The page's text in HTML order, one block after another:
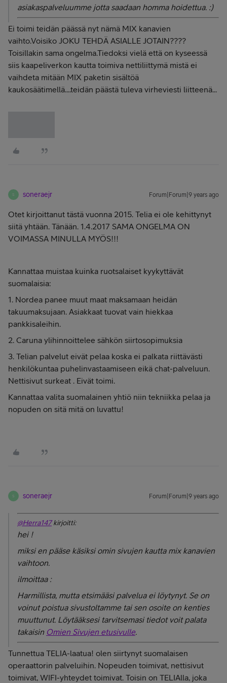
asiakaspalveluumme jotta saadaan homma hoidettua. :)
Ei toimi teidän päässä nyt nämä MIX kanavien
vaihto.Voisiko JOKU TEHDÄ ASIALLE JOTAIN????
Toisillakin sama ongelma.Tiedoksi vielä että on kyseessä
siis kaapeliverkon kautta toimiva nettiliittymä mistä ei
vaihdeta mitään MIX paketin sisältöä
kaukosäätimellä....teidän päästä tuleva virheviesti liitteenä...
S soneraejr Forum|Forum|9 years ago
Otet kirjoittanut tästä vuonna 2015. Telia ei ole kehittynyt
siitä yhtään. Tänään. 1.4.2017 SAMA ONGELMA ON
VOIMASSA MINULLA MYÖS!!!
Kannattaa muistaa kuinka ruotsalaiset kyykyttävät
suomalaisia:
1. Nordea panee muut maat maksamaan heidän
takuumaksujaan. Asiakkaat tuovat vain hiekkaa
pankkisaleihin.
2. Caruna ylihinnoittelee sähkön siirtosopimuksia
3. Telian palvelut eivät pelaa koska ei palkata riittävästi
henkilökuntaa puhelinvastaamiseen eikä chat-palveluun.
Nettisivut surkeat . Eivät toimi.
Kannattaa valita suomalainen yhtiö niin tekniikka pelaa ja
nopuden on sitä mitä on luvattu!
S soneraejr Forum|Forum|9 years ago
@Herra147kirjoitti:
hei !
miksi en pääse käsiksi omin sivujen kautta mix kanavien
vaihtoon.
ilmoittaa :
Harmillista, mutta etsimääsi palvelua ei löytynyt. Se on
voinut poistua sivustoltamme tai sen osoite on kenties
muuttunut. Löytääksesi tarvitsemasi tiedot voit palata
takaisin Omien Sivujen etusivulle.
Tunnettua TELIA-laatua! olen siirtynyt suomalaisen
operaattorin palveluihin. Nopeuden toimivat, nettisivut
toimivat, WIFI-yhteydet toimivat. Toisin on TELIAlla, joka